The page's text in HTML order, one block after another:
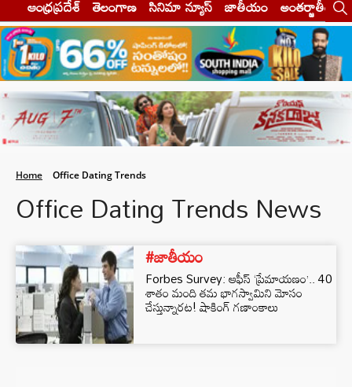
ఆంధ్రప్రదేశ్ తెలంగాణ సినిమా న్యూస్ జాతీయం అంతర్జాతీయం
Home Office Dating Trends
Office Dating Trends News
#జాతీయం
Forbes Survey: ఆఫీస్ ‘ప్రేమాయణం’.. 40
శాతం మంది తమ భాగస్వామిని మోసం
చేస్తున్నారట! షాకింగ్ గణాంకాలు